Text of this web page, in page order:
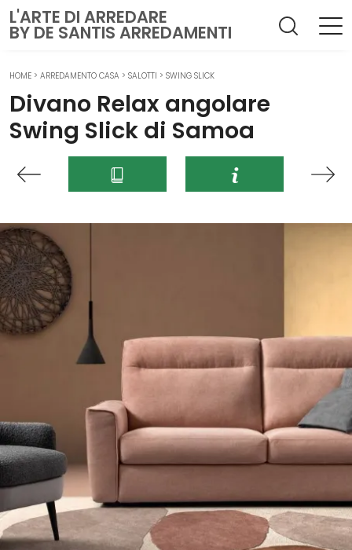
L'ARTE DI ARREDARE
BY DE SANTIS ARREDAMENTI
HOME > ARREDAMENTO CASA > SALOTTI > SWING SLICK
Divano Relax angolare
Swing Slick di Samoa